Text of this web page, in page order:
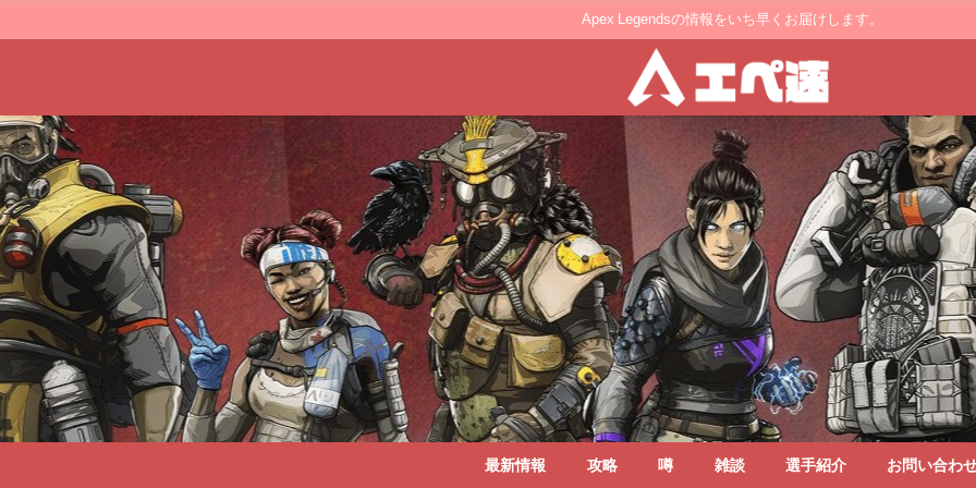
Apex Legendsの情報をいち早くお届けします。
最新情報 攻略 噂 雑談 選手紹介 お問い合わ